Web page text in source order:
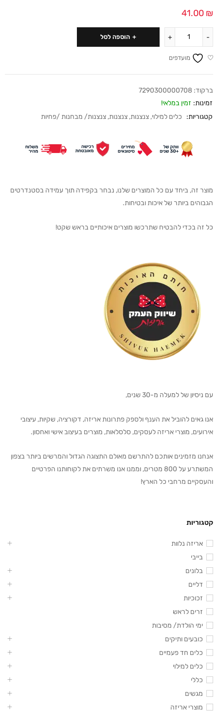
41.00 ₪
הוספה לסל
מועדפים
ברקוד: 7290300000708
זמינות: זמין במלאי!
קטגוריות:
כלים למילוי, צנצנות, צנצנות, צנצנות/ מבחנות /פחיות
מוצר זה, ביחד עם כל המוצרים שלנו, נבחר בקפידה תוך עמידה בסטנדרטים
הגבוהים ביותר של איכות ובטיחות.
כל זה בכדי להבטיח שתרכשו מוצרים איכותיים בראש שקט!
עם ניסיון של למעלה מ-30 שנים,
אנו גאים להוביל את הענף ולספק פתרונות אריזה, דקורציה, שקיות, עיצובי
אירועים, מוצרי אריזה לעסקים, סלסלאות, מוצרים בעיצוב אישי ואחסון.
אנחנו מזמינים אותכם להתרשם מאולם התצוגה הגדול והמרשים ביותר בצפון
המשתרע על 800 מטרים, וממנו אנו משרתים את לקוחותנו הפרטיים
והעסקיים מרחבי כל הארץ!
קטגוריות
אריזה נלוות
בייבי
בלונים
דליים
זכוכיות
זרים לראש
ימי הולדת/ מסיבות
כובעים ותיקים
כלים חד פעמיים
כלים למילוי
כללי
מגשים
מוצרי אריזה